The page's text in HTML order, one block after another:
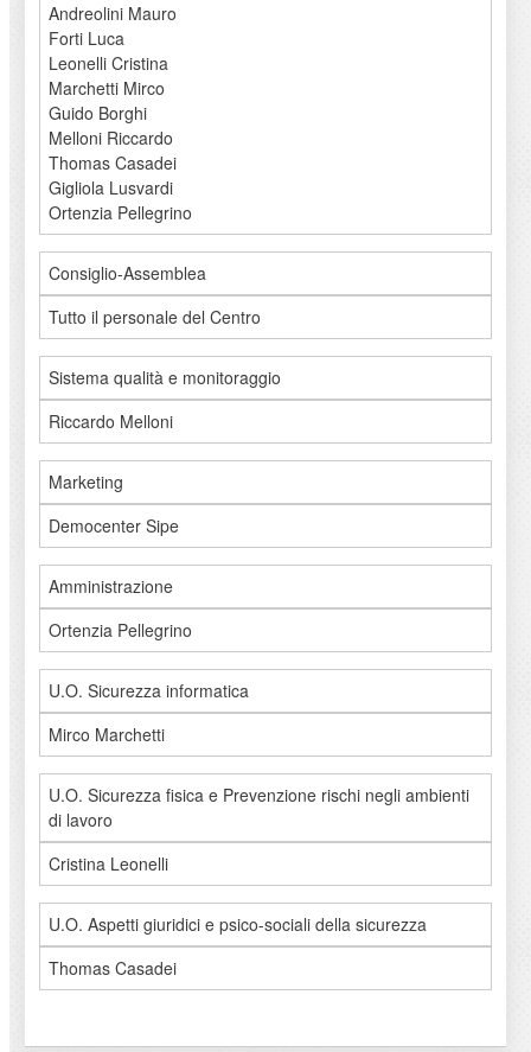
Andreolini Mauro
Forti Luca
Leonelli Cristina
Marchetti Mirco
Guido Borghi
Melloni Riccardo
Thomas Casadei
Gigliola Lusvardi
Ortenzia Pellegrino
Consiglio-Assemblea
Tutto il personale del Centro
Sistema qualità e monitoraggio
Riccardo Melloni
Marketing
Democenter Sipe
Amministrazione
Ortenzia Pellegrino
U.O. Sicurezza informatica
Mirco Marchetti
U.O. Sicurezza fisica e Prevenzione rischi negli ambienti
di lavoro
Cristina Leonelli
U.O. Aspetti giuridici e psico-sociali della sicurezza
Thomas Casadei